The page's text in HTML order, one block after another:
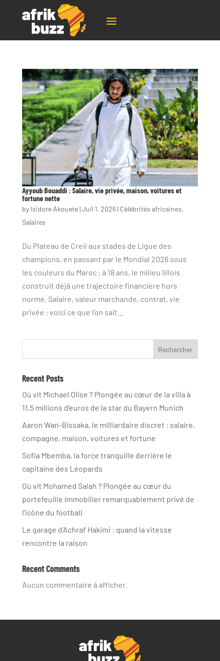
Ayyoub Bouaddi : Salaire, vie privée, maison, voitures et
fortune nette
by Isidore Akouete|Juil 1, 2026| Célébrités africaines,
Salaires
Du Plateau de Creil aux stades de Ligue des
champions, en passant par le Mondial 2026 sous
les couleurs du Maroc : à 18 ans, le milieu lillois
construit déjà une trajectoire financière hors
norme. Salaire, valeur marchande, contrat, vie
privée : voici ce que l’on sait...
Rechercher
Recent Posts
Où vit Michael Olise ? Plongée au cœur de la villa à
11,5 millions d’euros de la star du Bayern Munich
Aaron Wan-Bissaka, le milliardaire discret : salaire,
compagne, maison, voitures et fortune
Sofia Mbemba, la force tranquille derrière le
capitaine des Léopards
Où vit Mohamed Salah ? Plongée au cœur du
portefeuille immobilier remarquablement privé de
l’icône du football
Le garage d’Achraf Hakimi : quand la vitesse
rencontre la raison
Recent Comments
Aucun commentaire à afficher.